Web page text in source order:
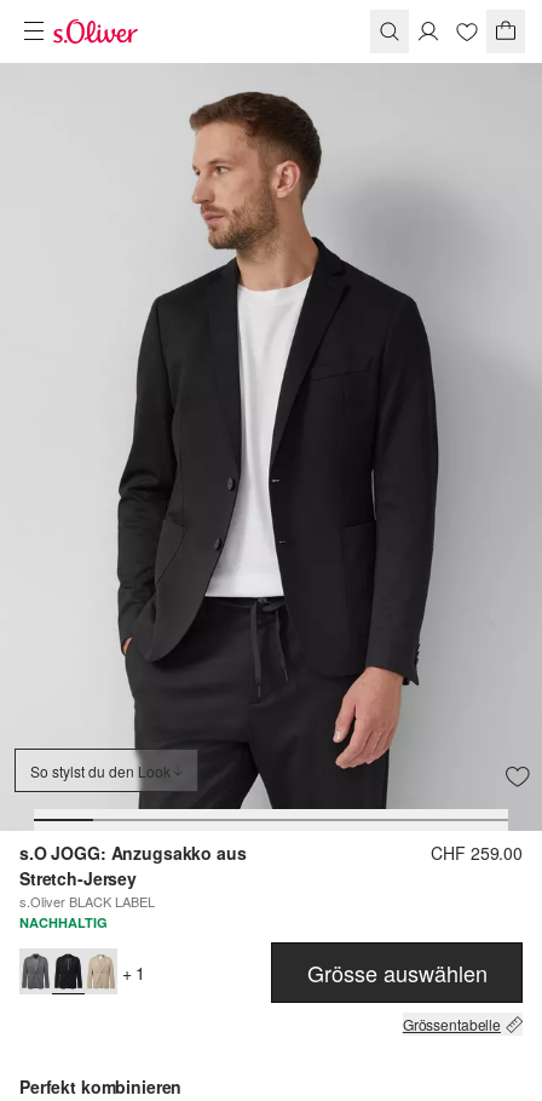
So stylst du den Look
s.O JOGG: Anzugsakko aus
Stretch-Jersey
s.Oliver BLACK LABEL
CHF 259.00
NACHHALTIG
+ 1 Grösse auswählen
Grössentabelle
Perfekt kombinieren